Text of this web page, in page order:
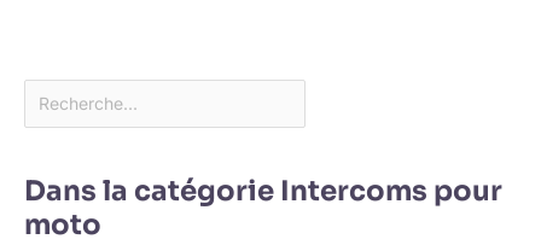
Dans la catégorie Intercoms pour
moto